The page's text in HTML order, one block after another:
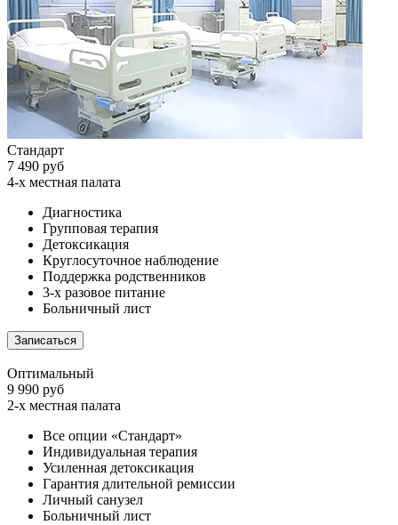
Стандарт
7 490 руб
4-х местная палата
Диагностика
Групповая терапия
Детоксикация
Круглосуточное наблюдение
Поддержка родственников
3-х разовое питание
Больничный лист
Записаться
Оптимальный
9 990 руб
2-х местная палата
Все опции «Стандарт»
Индивидуальная терапия
Усиленная детоксикация
Гарантия длительной ремиссии
Личный санузел
Больничный лист